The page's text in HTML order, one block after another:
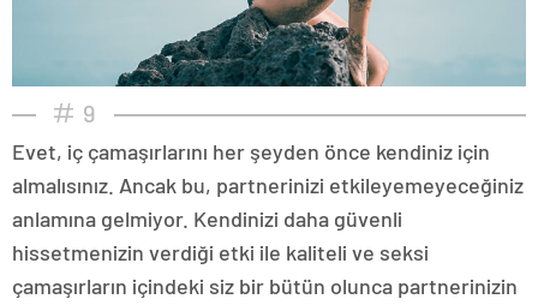
9
Evet, iç çamaşırlarını her şeyden önce kendiniz için
almalısınız. Ancak bu, partnerinizi etkileyemeyeceğiniz
anlamına gelmiyor. Kendinizi daha güvenli
hissetmenizin verdiği etki ile kaliteli ve seksi
çamaşırların içindeki siz bir bütün olunca partnerinizin